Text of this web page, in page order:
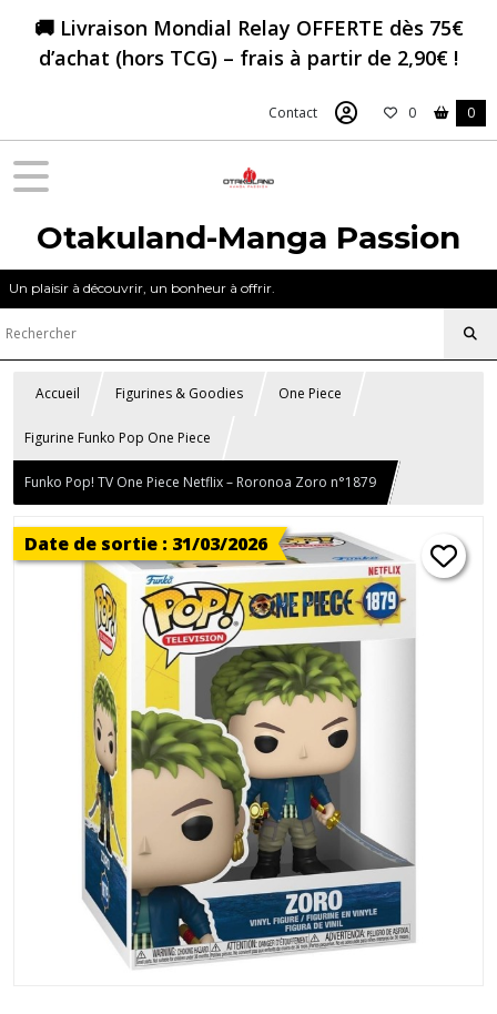
🚚 Livraison Mondial Relay OFFERTE dès 75€
d’achat (hors TCG) – frais à partir de 2,90€ !
Contact 0 0
Otakuland-Manga Passion
Un plaisir à découvrir, un bonheur à offrir.
Accueil Figurines & Goodies One Piece
Figurine Funko Pop One Piece
Funko Pop! TV One Piece Netflix – Roronoa Zoro n°1879
Date de sortie : 31/03/2026